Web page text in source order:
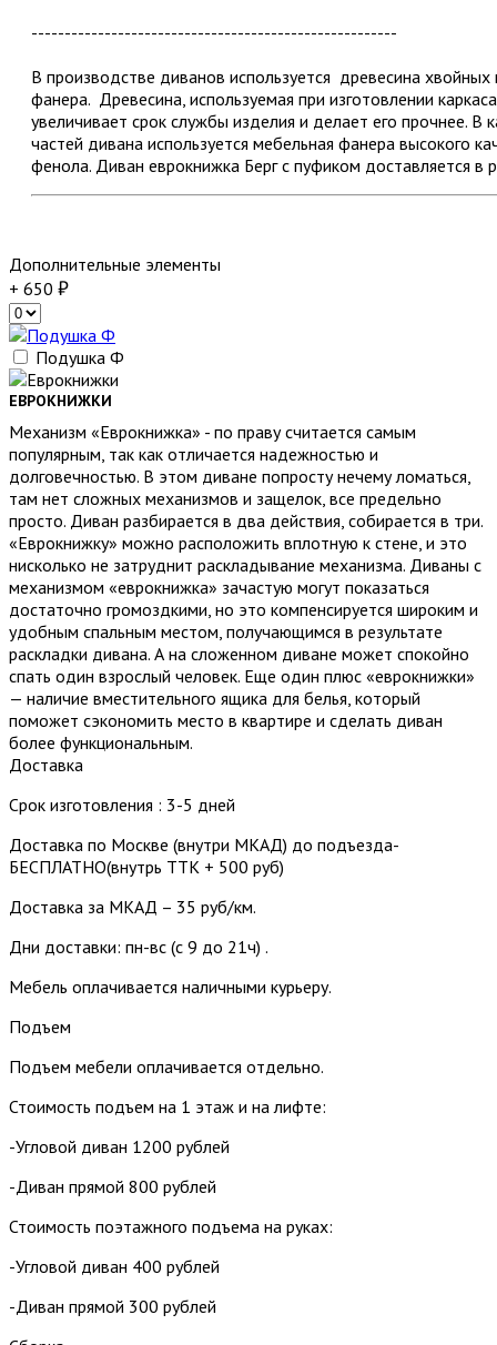
-------------------------------------------------------
В производстве диванов используется древесина
фанера. Древесина, используемая при изготовлении
увеличивает срок службы изделия и делает его прочнее. В
частей дивана используется мебельная фанера высокого
фенола. Диван еврокнижка Берг с пуфиком доставляется в
Дополнительные элементы
+ 650
Подушка Ф
ЕВРОКНИЖКИ
Механизм «Еврокнижка» - по праву считается самым
популярным, так как отличается надежностью и
долговечностью. В этом диване попросту нечему ломаться,
там нет сложных механизмов и защелок, все предельно
просто. Диван разбирается в два действия, собирается в три.
«Еврокнижку» можно расположить вплотную к стене, и это
нисколько не затруднит раскладывание механизма. Диваны с
механизмом «еврокнижка» зачастую могут показаться
достаточно громоздкими, но это компенсируется широким и
удобным спальным местом, получающимся в результате
раскладки дивана. А на сложенном диване может спокойно
спать один взрослый человек. Еще один плюс «еврокнижки»
— наличие вместительного ящика для белья, который
поможет сэкономить место в квартире и сделать диван
более функциональным.
Доставка
Срок изготовления : 3-5 дней
Доставка по Москве (внутри МКАД) до подъезда-
БЕСПЛАТНО(внутрь ТТК + 500 руб)
Доставка за МКАД – 35 руб/км.
Дни доставки: пн-вс (с 9 до 21ч) .
Мебель оплачивается наличными курьеру.
Подъем
Подъем мебели оплачивается отдельно.
Стоимость подъем на 1 этаж и на лифте:
-Угловой диван 1200 рублей
-Диван прямой 800 рублей
Стоимость поэтажного подъема на руках:
-Угловой диван 400 рублей
-Диван прямой 300 рублей